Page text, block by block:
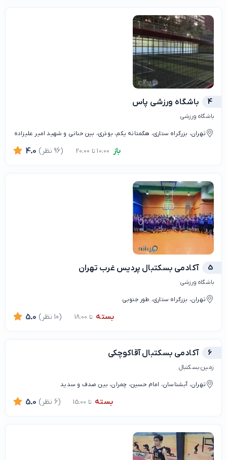
4 باشگاه ورزشی پاس
باشگاه ورزشی
تهران، بزرگراه ستاری، هگمتانه یکم، بوذری، بین حنانی و شهید امیر علیزاده
باز 4.0 (96 نظر)
5 آکادمی بسکتبال پردیس غرب تهران
باشگاه ورزشی
تهران، بزرگراه ستاری، طور جنوبی
بسته تا 18:00 5.0 (10 نظر)
6 آکادمی بسکتبال آقاکوچکی
زمین بسکتبال
تهران، آبشناسان، امام حسین، چمران، بین صدف و سدید
بسته تا 15:00 5.0 (6 نظر)